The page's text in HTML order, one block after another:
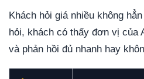
Khách hỏi giá nhiều không
hỏi, khách có thấy đơn vị của
và phản hồi đủ nhanh hay